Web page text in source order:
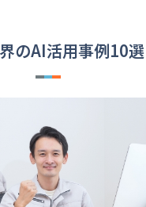
のAI活用事例10選